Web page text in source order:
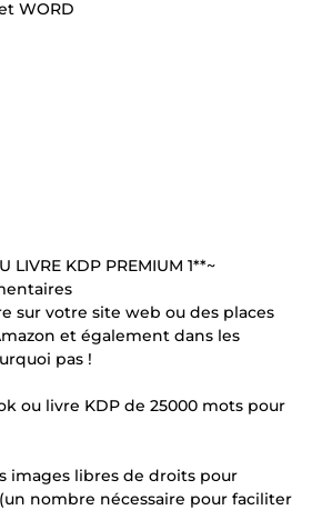
WORD
LIVRE KDP PREMIUM 1**~
sur votre site web ou des places
et également dans les
pas !
ou livre KDP de 25000 mots pour
images libres de droits pour
nombre nécessaire pour faciliter